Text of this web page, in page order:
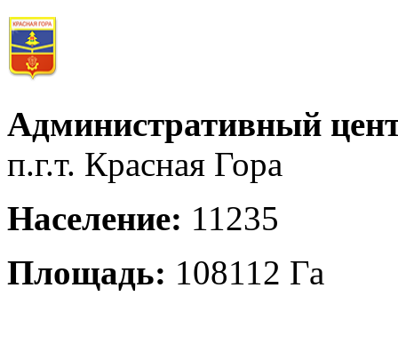
Административный
п.г.т. Красная Гора
Население: 11235
Площадь: 108112 Га